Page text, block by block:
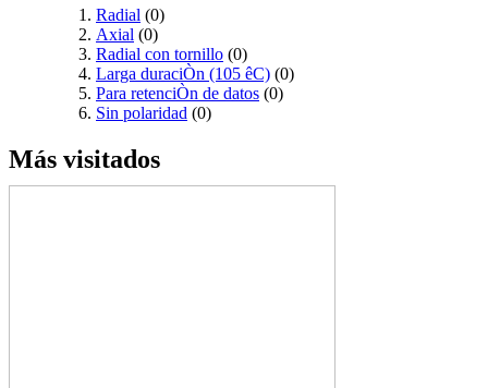
Radial (0)
Axial (0)
Radial con tornillo (0)
Larga duraciÒn (105 êC) (0)
Para retenciÒn de datos (0)
Sin polaridad (0)
Más visitados